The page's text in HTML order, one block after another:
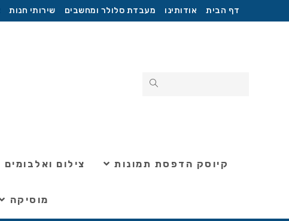
דף הבית אודותינו מעבדת סלולר ומחשבים שירותי חנות
קיוסק הדפסת תמונות צילום ואלבומים
מוסיקה